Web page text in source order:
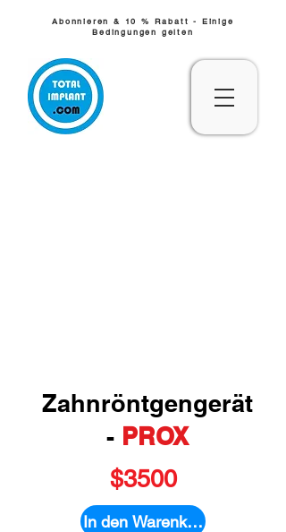
Abonnieren & 10 % Rabatt - Einige
Bedingungen gelten
Zahnröntgengerät
- PROX
$3500
In den Warenkorb